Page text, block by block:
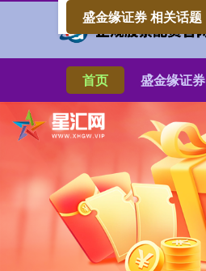
首页 盛金缘证券
盛金缘证券 相关话题